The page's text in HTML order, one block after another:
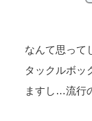
なんて思って
タックルボッ
ますし…流行